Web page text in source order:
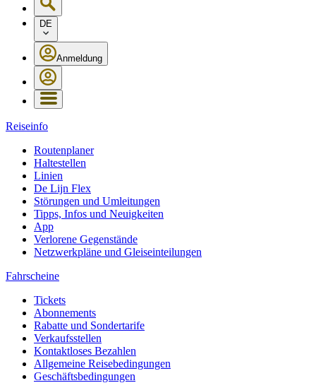
DE
Anmeldung
Reiseinfo
Routenplaner
Haltestellen
Linien
De Lijn Flex
Störungen und Umleitungen
Tipps, Infos und Neuigkeiten
App
Verlorene Gegenstände
Netzwerkpläne und Gleiseinteilungen
Fahrscheine
Tickets
Abonnements
Rabatte und Sondertarife
Verkaufsstellen
Kontaktloses Bezahlen
Allgemeine Reisebedingungen
Geschäftsbedingungen